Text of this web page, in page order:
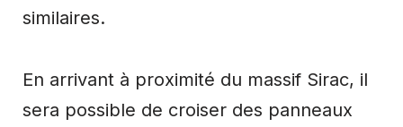
similaires.
En arrivant à proximité du massif Sirac, il
sera possible de croiser des panneaux